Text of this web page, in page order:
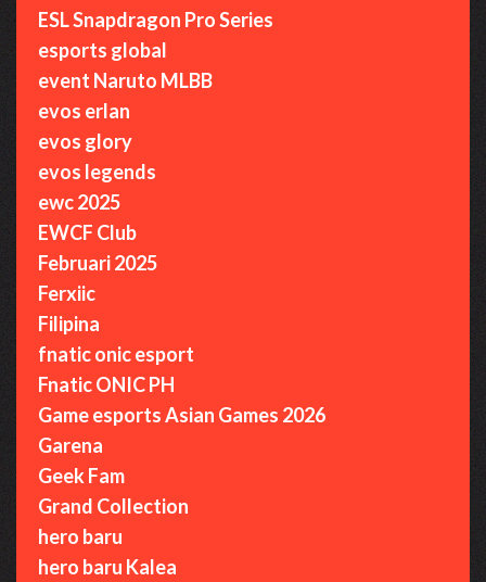
ESL Snapdragon Pro Series
esports global
event Naruto MLBB
evos erlan
evos glory
evos legends
ewc 2025
EWCF Club
Februari 2025
Ferxiic
Filipina
fnatic onic esport
Fnatic ONIC PH
Game esports Asian Games 2026
Garena
Geek Fam
Grand Collection
hero baru
hero baru Kalea